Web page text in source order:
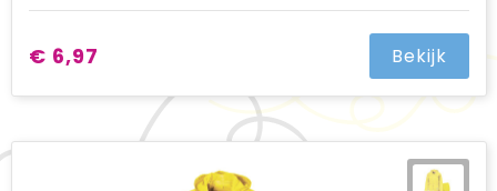
€ 6,97 Bekijk